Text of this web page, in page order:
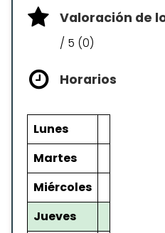
Valoración de
/ 5 (0)
Horarios
Lunes
Martes
Miércoles
Jueves